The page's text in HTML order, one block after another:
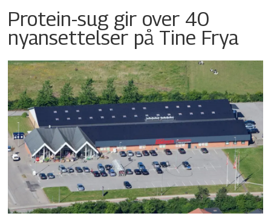
Protein-sug gir over 40
nyansettelser på Tine Frya